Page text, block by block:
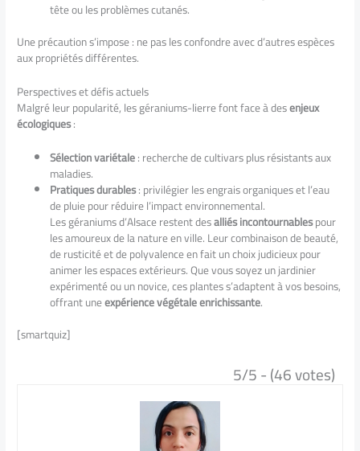
tête ou les problèmes cutanés.
Une précaution s’impose : ne pas les confondre avec d’autres espèces
aux propriétés différentes.
Perspectives et défis actuels
Malgré leur popularité, les géraniums-lierre font face à desenjeux
écologiques:
Sélection variétale: recherche de cultivars plus résistants aux
maladies.
Pratiques durables: privilégier les engrais organiques et l’eau
de pluie pour réduire l’impact environnemental.
Les géraniums d’Alsace restent desalliés incontournablespour
les amoureux de la nature en ville. Leur combinaison de beauté,
de rusticité et de polyvalence en fait un choix judicieux pour
animer les espaces extérieurs. Que vous soyez un jardinier
expérimenté ou un novice, ces plantes s’adaptent à vos besoins,
offrant uneexpérience végétale enrichissante.
[smartquiz]
5/5 - (46 votes)